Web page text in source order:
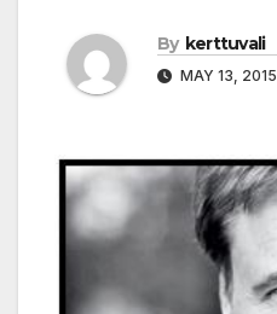
By kerttuvali
MAY 13, 2015